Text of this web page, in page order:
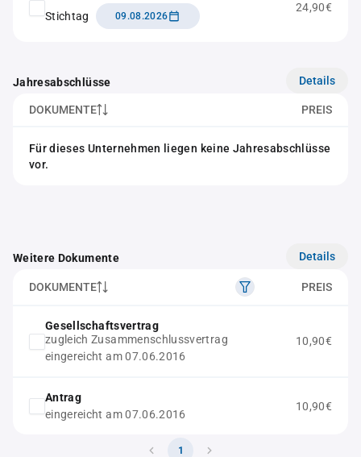
Stichtag
09.08.2026
24,90€
Jahresabschlüsse Details
DOKUMENTE PREIS
Für dieses Unternehmen liegen keine Jahresabschlüsse
vor.
Weitere Dokumente Details
DOKUMENTE PREIS
Gesellschaftsvertrag
zugleich Zusammenschlussvertrag
eingereicht am 07.06.2016
10,90€
Antrag
eingereicht am 07.06.2016
10,90€
1